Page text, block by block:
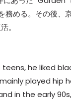
務める。その後、
。
he liked
played hip
in the early